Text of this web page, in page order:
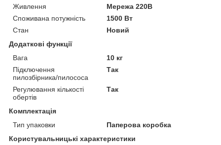
Живлення
Мережа 220В
Споживана потужність
1500 Вт
Стан
Новий
Додаткові функції
Вага
10 кг
Підключення
пилозбірника/пилососа
Так
Регулювання кількості
обертів
Так
Комплектація
Тип упаковки
Паперова коробка
Користувальницькі характеристики